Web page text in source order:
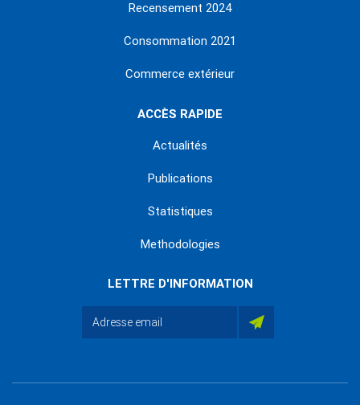
Recensement 2024
Consommation 2021
Commerce extérieur
ACCÈS RAPIDE
Actualités
Publications
Statistiques
Methodologies
LETTRE D'INFORMATION